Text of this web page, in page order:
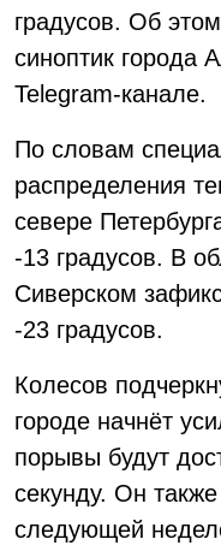
градусов. Об
синоптик города
Telegram-канале.
По словам
распределения
севере
-13 градусов. В
Сиверском
-23 градусов.
Колесов
городе начнёт
порывы будут
секунду. Он
следующей